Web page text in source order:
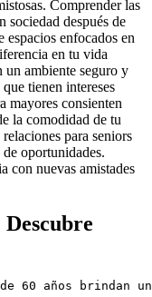
Comprender las
sociedad después de
enfocados en
en tu vida
un ambiente seguro y
tienen intereses
mayores consienten
la comodidad de tu
para seniors
oportunidades.
con nuevas amistades
60 años